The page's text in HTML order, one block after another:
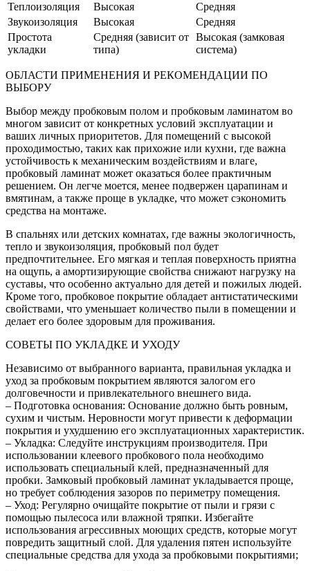
Теплоизоляция Высокая
Средняя
Звукоизоляция
Высокая
Средняя
Простота
укладки
Средняя (зависит от
типа)
Высокая (замковая
система)
ОБЛАСТИ ПРИМЕНЕНИЯ И РЕКОМЕНДАЦИИ ПО
ВЫБОРУ
Выбор между пробковым полом и пробковым ламинатом во
многом зависит от конкретных условий эксплуатации и
ваших личных приоритетов. Для помещений с высокой
проходимостью, таких как прихожие или кухни, где важна
устойчивость к механическим воздействиям и влаге,
пробковый ламинат может оказаться более практичным
решением. Он легче моется, менее подвержен царапинам и
вмятинам, а также проще в укладке, что может сэкономить
средства на монтаже.
В спальнях или детских комнатах, где важны экологичность,
тепло и звукоизоляция, пробковый пол будет
предпочтительнее. Его мягкая и теплая поверхность приятна
на ощупь, а амортизирующие свойства снижают нагрузку на
суставы, что особенно актуально для детей и пожилых людей.
Кроме того, пробковое покрытие обладает антистатическими
свойствами, что уменьшает количество пыли в помещении и
делает его более здоровым для проживания.
СОВЕТЫ ПО УКЛАДКЕ И УХОДУ
Независимо от выбранного варианта, правильная укладка и
уход за пробковым покрытием являются залогом его
долговечности и привлекательного внешнего вида.
– Подготовка основания: Основание должно быть ровным,
сухим и чистым. Неровности могут привести к деформации
покрытия и ухудшению его эксплуатационных характеристик.
– Укладка: Следуйте инструкциям производителя. При
использовании клеевого пробкового пола необходимо
использовать специальный клей, предназначенный для
пробки. Замковый пробковый ламинат укладывается проще,
но требует соблюдения зазоров по периметру помещения.
– Уход: Регулярно очищайте покрытие от пыли и грязи с
помощью пылесоса или влажной тряпки. Избегайте
использования агрессивных моющих средств, которые могут
повредить защитный слой. Для удаления пятен используйте
специальные средства для ухода за пробковыми покрытиями;